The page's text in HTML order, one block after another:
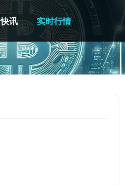
快讯 实时行情